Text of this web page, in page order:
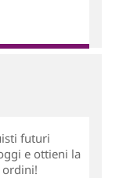
futuri
e ottieni la
ordini!